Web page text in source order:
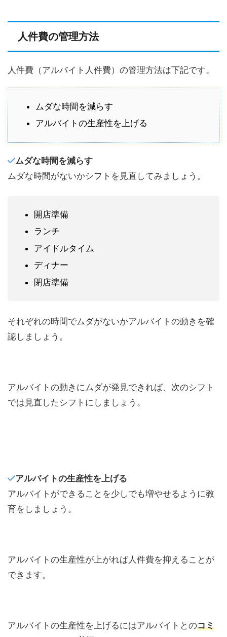
人件費の管理方法
人件費（アルバイト人件費）の管理方法は下記です。
ムダな時間を減らす
アルバイトの生産性を上げる
ムダな時間を減らす
ムダな時間がないかシフトを見直してみましょう。
開店準備
ランチ
アイドルタイム
ディナー
閉店準備
それぞれの時間でムダがないかアルバイトの動きを確
認しましょう。
アルバイトの動きにムダが発見できれば、次のシフト
では見直したシフトにしましょう。
アルバイトの生産性を上げる
アルバイトができることを少しでも増やせるように教
育をしましょう。
アルバイトの生産性が上がれば人件費を抑えることが
できます。
アルバイトの生産性を上げるにはアルバイトとのコミ